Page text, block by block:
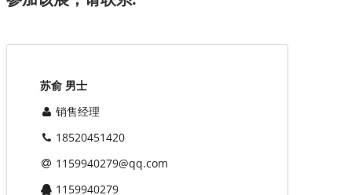
苏俞 男士
销售经理
18520451420
1159940279@qq.com
1159940279